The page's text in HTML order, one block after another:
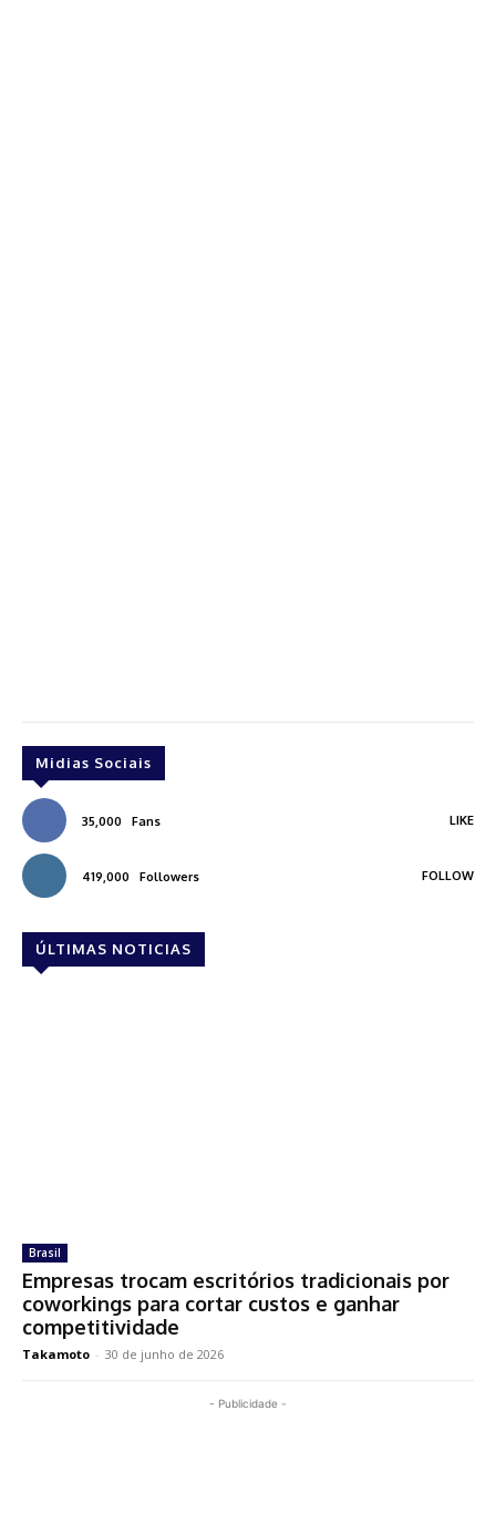
Midias Sociais
35,000 Fans LIKE
419,000 Followers FOLLOW
ÚLTIMAS NOTICIAS
Brasil
Empresas trocam escritórios tradicionais por
coworkings para cortar custos e ganhar
competitividade
Takamoto - 30 de junho de 2026
- Publicidade -